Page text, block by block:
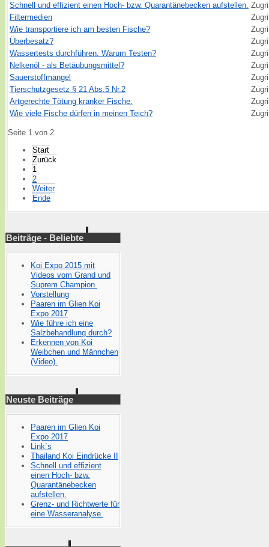
Schnell und effizient einen Hoch- bzw. Quarantänebecken aufstellen.
Filtermedien
Wie transportiere ich am besten Fische?
Überbesatz?
Wassertests durchführen. Warum Testen?
Nelkenöl - als Betäubungsmittel?
Sauerstoffmangel
Tierschutzgesetz § 21 Abs.5 Nr.2
Artgerechte Tötung kranker Fische.
Wie viele Fische dürfen in meinen Teich?
Seite 1 von 2
Start
Zurück
1
2
Weiter
Ende
Beiträge - Beliebte
Koi Expo 2015 mit
Videos vom Grand und
Suprem Champion.
Vorstellung
Paaren im Glien Koi
Expo 2017
Wie führe ich eine
Salzbehandlung durch?
Erkennen von Koi
Weibchen und Männchen
(Video).
Neuste Beiträge
Paaren im Glien Koi
Expo 2017
Link`s
Thailand Koi Eindrücke II
Schnell und effizient
einen Hoch- bzw.
Quarantänebecken
aufstellen.
Grenz- und Richtwerte für
eine Wasseranalyse.